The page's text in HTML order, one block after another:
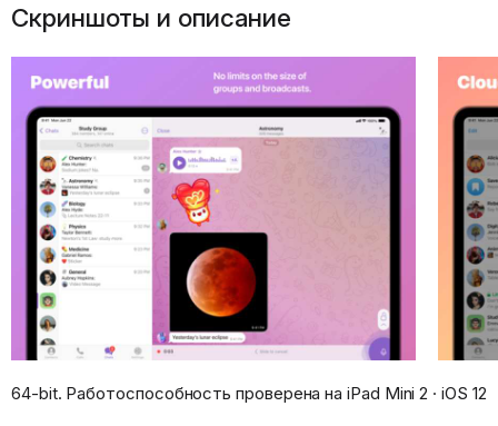
Скриншоты и описание
64-bit. Работоспособность проверена на iPad Mini 2 · iOS 12